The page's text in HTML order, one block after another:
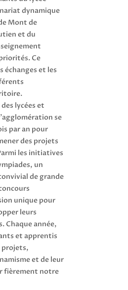
dynamique
Mont de
et du
Ce
échanges et les
lycées et
se
par an pour
des projets
les initiatives
un
de grande
unique pour
leurs
Chaque année,
et apprentis
projets,
et de leur
fièrement notre